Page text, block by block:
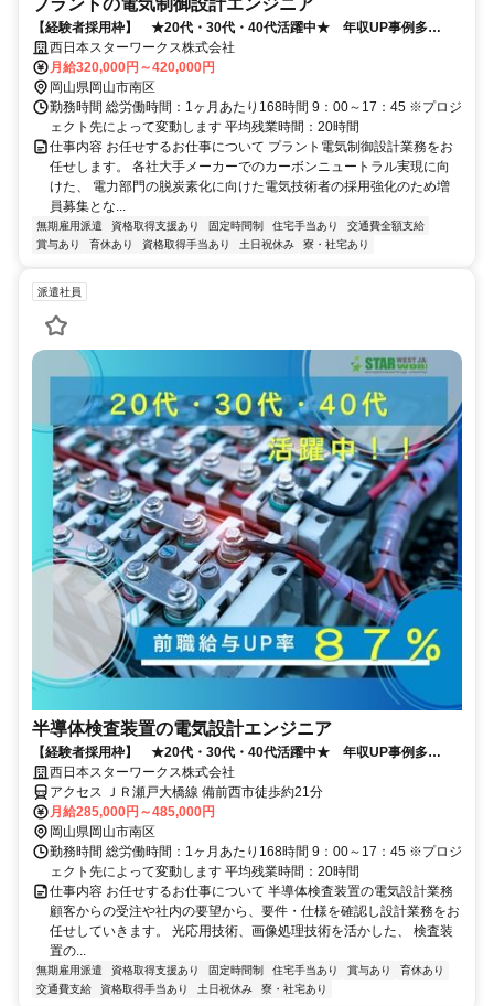
プラントの電気制御設計エンジニア
【経験者採用枠】 ★20代・30代・40代活躍中★ 年収UP事例多
数！！ 岡山U・Iターン支援充実◎
西日本スターワークス株式会社
月給320,000円～420,000円
岡山県岡山市南区
勤務時間 総労働時間：1ヶ月あたり168時間 9：00～17：45 ※プロジ
ェクト先によって変動します 平均残業時間：20時間
仕事内容 お任せするお仕事について プラント電気制御設計業務をお
任せします。 各社大手メーカーでのカーボンニュートラル実現に向
けた、 電力部門の脱炭素化に向けた電気技術者の採用強化のため増
員募集とな...
無期雇用派遣 資格取得支援あり 固定時間制 住宅手当あり
交通費全額支給
賞与あり
育休あり 資格取得手当あり 土日祝休み 寮・社宅あり
派遣社員
半導体検査装置の電気設計エンジニア
【経験者採用枠】 ★20代・30代・40代活躍中★ 年収UP事例多
数！！
西日本スターワークス株式会社
アクセス ＪＲ瀬戸大橋線 備前西市徒歩約21分
月給285,000円～485,000円
岡山県岡山市南区
勤務時間 総労働時間：1ヶ月あたり168時間 9：00～17：45 ※プロジ
ェクト先によって変動します 平均残業時間：20時間
仕事内容 お任せするお仕事について 半導体検査装置の電気設計業務
顧客からの受注や社内の要望から、要件・仕様を確認し設計業務をお
任せしていきます。 光応用技術、画像処理技術を活かした、 検査装
置の...
無期雇用派遣 資格取得支援あり 固定時間制 住宅手当あり 賞与あり
育休あり
交通費支給
資格取得手当あり 土日祝休み 寮・社宅あり